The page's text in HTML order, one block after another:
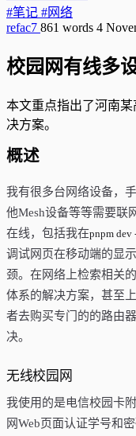
#笔记 #网络
refac7 861 words 4
校园网有线多
本文重点指出了河南
决方案。
概述
我有很多台网络设备，
他Mesh设备等等需要联
在线，包括我在pnpm dev
调试网页在移动端的显
颈。在网络上检索相关
体系的解决方案，甚至
者去购买专门的的路由
决。
无线校园网
我使用的是电信校园卡
网Web页面认证学号和